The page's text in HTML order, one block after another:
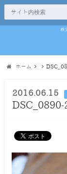
秩
ホーム
2016.06.15
DSC_0890-